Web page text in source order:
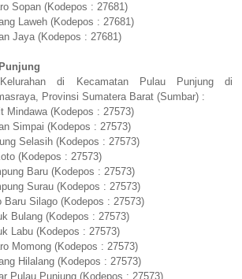
Sopan (Kodepos : 27681)
Laweh (Kodepos : 27681)
Jaya (Kodepos : 27681)
di Kecamatan Pulau Punjung di
Provinsi Sumatera Barat (Sumbar) :
Mindawa (Kodepos : 27573)
Simpai (Kodepos : 27573)
Selasih (Kodepos : 27573)
(Kodepos : 27573)
Baru (Kodepos : 27573)
Surau (Kodepos : 27573)
Baru Silago (Kodepos : 27573)
Bulang (Kodepos : 27573)
Labu (Kodepos : 27573)
Momong (Kodepos : 27573)
Hilalang (Kodepos : 27573)
Pulau Punjung (Kodepos : 27573)